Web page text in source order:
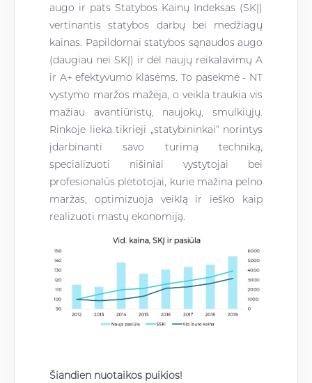
augo ir pats Statybos Kainų Indeksas (SKĮ)
vertinantis statybos darbų bei medžiagų
kainas. Papildomai statybos sąnaudos augo
(daugiau nei SKĮ) ir dėl naujų reikalavimų A
ir A+ efektyvumo klasėms. To pasekmė - NT
vystymo maržos mažėja, o veikla traukia vis
mažiau avantiūristų, naujokų, smulkiųjų.
Rinkoje lieka tikrieji „statybininkai“ norintys
įdarbinanti savo turimą techniką,
specializuoti nišiniai vystytojai bei
profesionalūs plėtotojai, kurie mažina pelno
maržas, optimizuoja veiklą ir ieško kaip
realizuoti mastų ekonomiją.
Šiandien nuotaikos puikios!